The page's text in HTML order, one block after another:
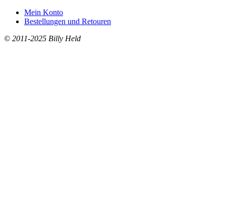
Mein Konto
Bestellungen und Retouren
© 2011-2025 Billy Held